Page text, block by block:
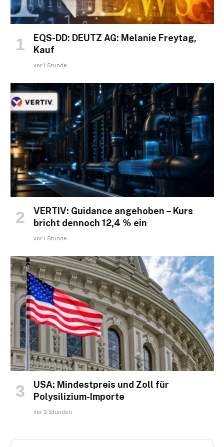
EQS-DD: DEUTZ AG: Melanie Freytag,
Kauf
vor 1 Stunde
VERTIV: Guidance angehoben – Kurs
bricht dennoch 12,4 % ein
vor 1 Stunde
USA: Mindestpreis und Zoll für
Polysilizium-Importe
vor 3 Stunden